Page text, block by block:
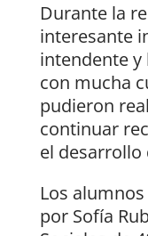
Durante la
interesante
intendente y
con mucha
pudieron
continuar
el desarrollo
Los
por Sofía